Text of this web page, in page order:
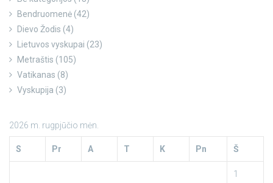
Bendruomenė (42)
Dievo Žodis (4)
Lietuvos vyskupai (23)
Metraštis (105)
Vatikanas (8)
Vyskupija (3)
2026 m. rugpjūčio mėn.
S Pr A T K Pn Š
1